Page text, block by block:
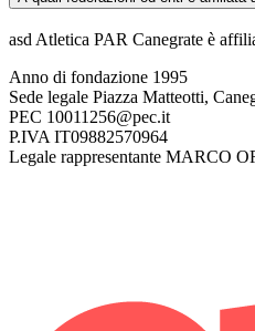
asd Atletica PAR Canegrate è
Anno di fondazione 1995
Sede legale Piazza Matteotti,
PEC 10011256@pec.it
P.IVA IT09882570964
Legale rappresentante MARCO